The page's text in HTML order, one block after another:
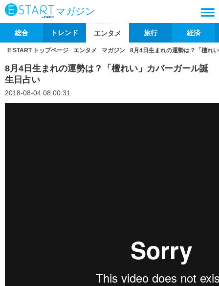
マガジン
総合 トレンド エンタメ 旅行 経済
E START トップページ エンタメ マガジン 8月4日生まれの運勢は？「檀れ
8月4日生まれの運勢は？「檀れい」カバーガール誕
生日占い
2018-08-04 08:00:31